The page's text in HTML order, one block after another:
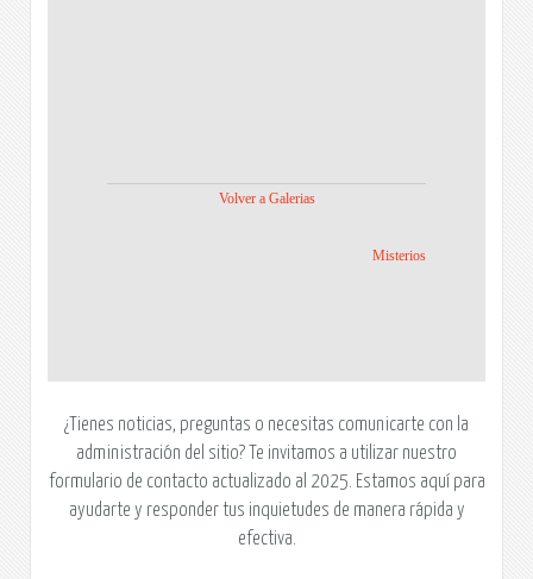
Volver a Galerias
Misterios
¿Tienes noticias, preguntas o necesitas comunicarte con la
administración del sitio? Te invitamos a utilizar nuestro
formulario de contacto actualizado al 2025. Estamos aquí para
ayudarte y responder tus inquietudes de manera rápida y
efectiva.